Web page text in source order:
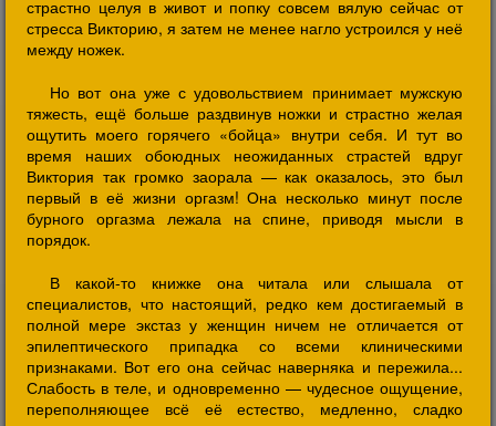
страстно целуя в живот и попку совсем вялую сейчас от
стресса Викторию, я затем не менее нагло устроился у неё
между ножек.
Но вот она уже с удовольствием принимает мужскую
тяжесть, ещё больше раздвинув ножки и страстно желая
ощутить моего горячего «бойца» внутри себя. И тут во
время наших обоюдных неожиданных страстей вдруг
Виктория так громко заорала — как оказалось, это был
первый в её жизни оргазм! Она несколько минут после
бурного оргазма лежала на спине, приводя мысли в
порядок.
В какой-то книжке она читала или слышала от
специалистов, что настоящий, редко кем достигаемый в
полной мере экстаз у женщин ничем не отличается от
эпилептического припадка со всеми клиническими
признаками. Вот его она сейчас наверняка и пережила...
Слабость в теле, и одновременно — чудесное ощущение,
переполняющее всё её естество, медленно, сладко